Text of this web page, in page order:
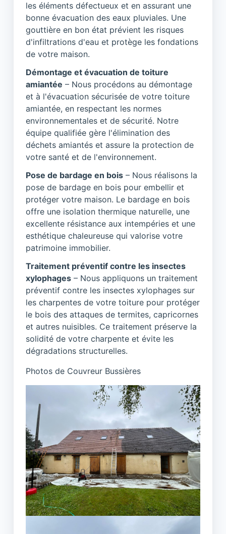
les éléments défectueux et en assurant une
bonne évacuation des eaux pluviales. Une
gouttière en bon état prévient les risques
d'infiltrations d'eau et protège les fondations
de votre maison.
Démontage et évacuation de toiture
amiantée – Nous procédons au démontage
et à l'évacuation sécurisée de votre toiture
amiantée, en respectant les normes
environnementales et de sécurité. Notre
équipe qualifiée gère l'élimination des
déchets amiantés et assure la protection de
votre santé et de l'environnement.
Pose de bardage en bois – Nous réalisons la
pose de bardage en bois pour embellir et
protéger votre maison. Le bardage en bois
offre une isolation thermique naturelle, une
excellente résistance aux intempéries et une
esthétique chaleureuse qui valorise votre
patrimoine immobilier.
Traitement préventif contre les insectes
xylophages – Nous appliquons un traitement
préventif contre les insectes xylophages sur
les charpentes de votre toiture pour protéger
le bois des attaques de termites, capricornes
et autres nuisibles. Ce traitement préserve la
solidité de votre charpente et évite les
dégradations structurelles.
Photos de Couvreur Bussières